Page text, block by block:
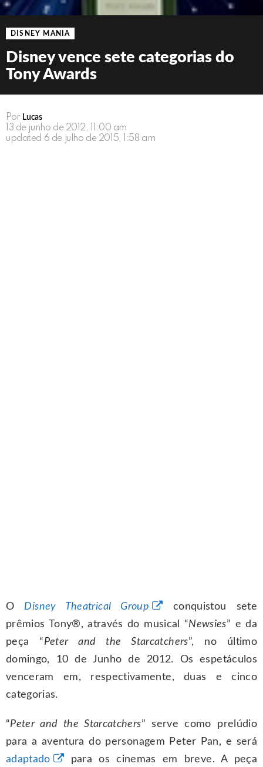
DISNEY MANIA
Disney vence sete categorias do
Tony Awards
Por Lucas
13 de junho de 2012, 11:00 am
updated 6 de julho de 2015, 1:58 am
O Disney Theatrical Group
conquistou sete
prêmios Tony®, através do musical “Newsies” e da
peça “Peter and the Starcatchers”, no último
domingo, 10 de Junho de 2012. Os espetáculos
venceram em, respectivamente, duas e cinco
categorias.
“Peter and the Starcatchers” serve como prelúdio
para a aventura do personagem Peter Pan, e será
adaptado
para os cinemas em breve. A peça